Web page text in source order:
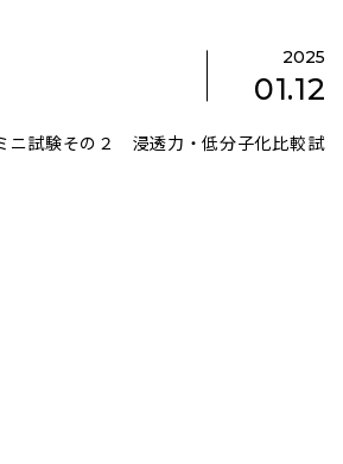
2025
01.12
ニ試験その２ 浸透力・低分子化比較試